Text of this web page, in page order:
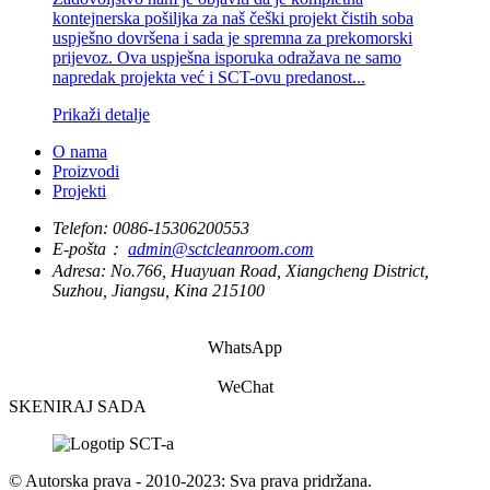
kontejnerska pošiljka za naš češki projekt čistih soba
uspješno dovršena i sada je spremna za prekomorski
prijevoz. Ova uspješna isporuka odražava ne samo
napredak projekta već i SCT-ovu predanost...
Prikaži detalje
O nama
Proizvodi
Projekti
Telefon: 0086-15306200553
E-pošta： admin@sctcleanroom.com
Adresa: No.766, Huayuan Road, Xiangcheng District,
Suzhou, Jiangsu, Kina 215100
WhatsApp
WeChat
SKENIRAJ SADA
© Autorska prava - 2010-2023: Sva prava pridržana.